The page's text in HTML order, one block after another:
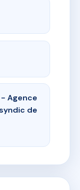
- Agence
de